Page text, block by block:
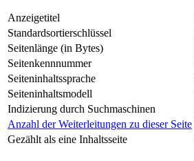
Anzeigetitel
Standardsortierschlüssel
Seitenlänge (in Bytes)
Seitenkennnummer
Seiteninhaltssprache
Seiteninhaltsmodell
Indizierung durch Suchmaschinen
Anzahl der Weiterleitungen zu dieser Seite
Gezählt als eine Inhaltsseite